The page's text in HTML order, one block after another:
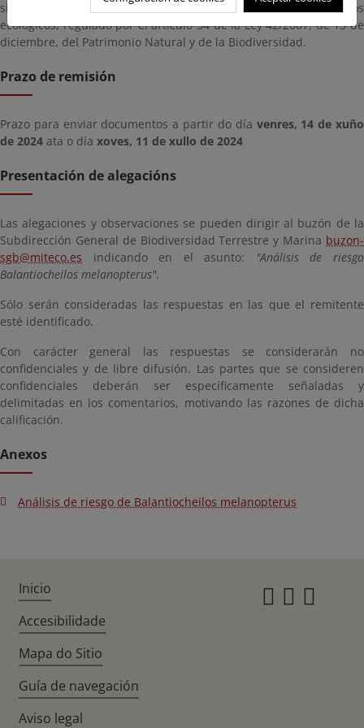
silvestres autóctonas, alterar su pureza genética o los equilibrios
ecológicos, regulado por el artículo 54 de la Ley 42/2007, de 13 de
diciembre, del Patrimonio Natural y de la Biodiversidad.
Prazo de remisión
Prazo para enviar documentos a partir do día venres, 14 de xuño
de 2024 ata o día xoves, 11 de xullo de 2024
Presentación de alegacións
Las alegaciones y observaciones se pueden dirigir al buzón de la
Subdirección General de Biodiversidad Terrestre y Marina buzon-
sgb@miteco.es indicando en el asunto: "Análisis de riesgo
Balantiocheilos melanopterus".
Sólo serán consideradas las respuestas en las que el remitente
esté identificado.
Con carácter general las respuestas se considerarán no
confidenciales y de libre difusión. Las partes que se consideren
confidenciales deberán ser específicamente señaladas y
delimitadas en los comentarios, motivando las razones de dicha
calificación.
Anexos
Análisis de riesgo de Balantiocheilos melanopterus
Inicio
Accesibilidade
Mapa do Sitio
Guía de navegación
Aviso legal